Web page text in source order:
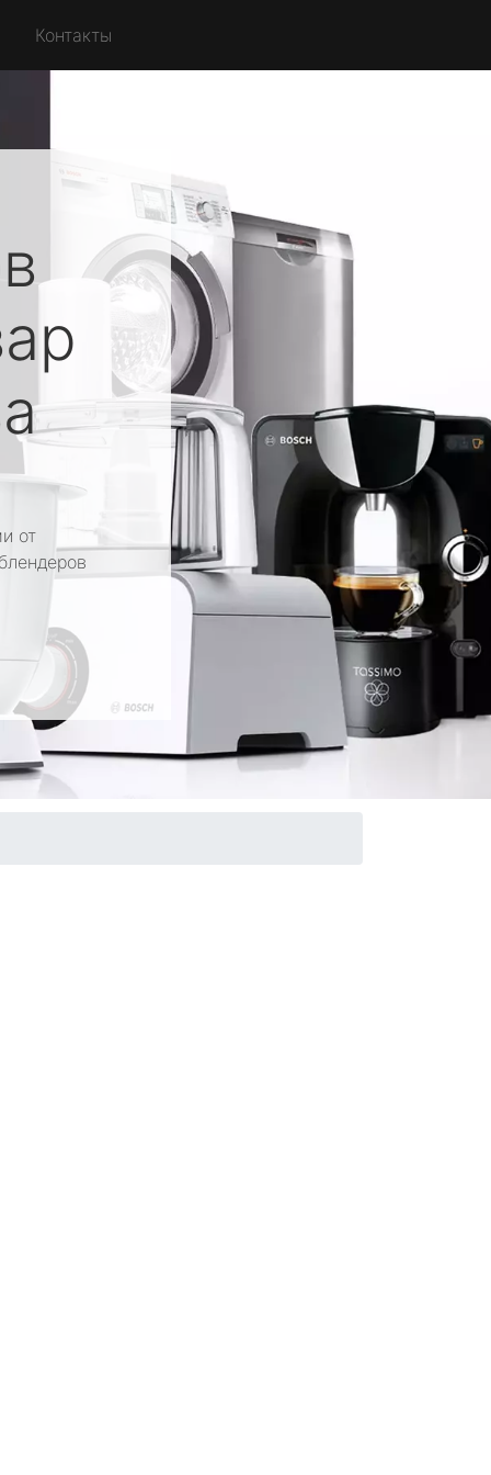
Контакты
от